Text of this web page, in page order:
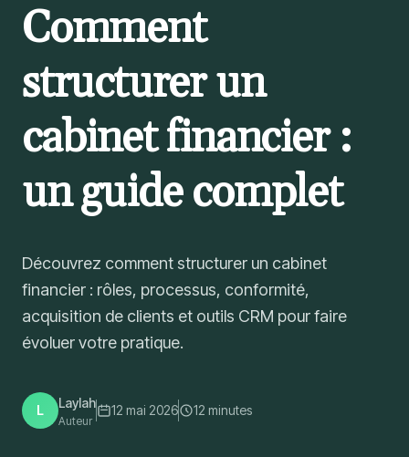
Comment
structurer un
cabinet financier :
un guide complet
Découvrez comment structurer un cabinet
financier : rôles, processus, conformité,
acquisition de clients et outils CRM pour faire
évoluer votre pratique.
L Laylah
Auteur
12 mai 2026 12 minutes